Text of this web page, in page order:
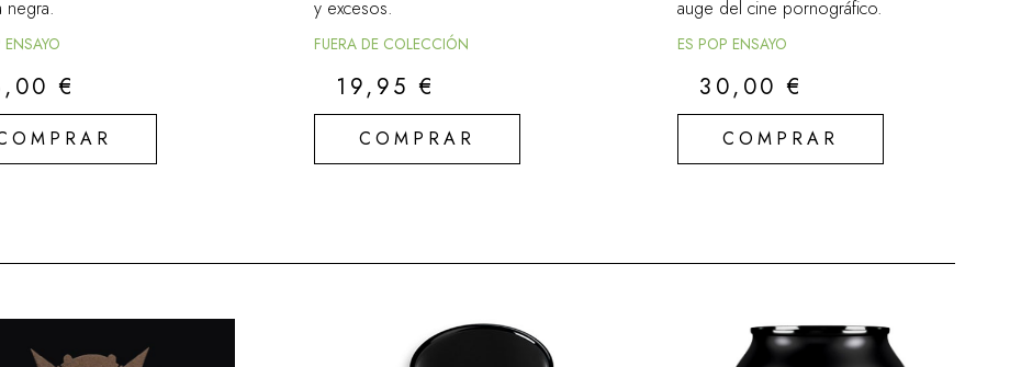
negra.
€
y excesos.
FUERA DE COLECCIÓN
19,95€
COMPRAR
auge del cine pornográfico.
ES POP ENSAYO
30,00€
COMPRAR